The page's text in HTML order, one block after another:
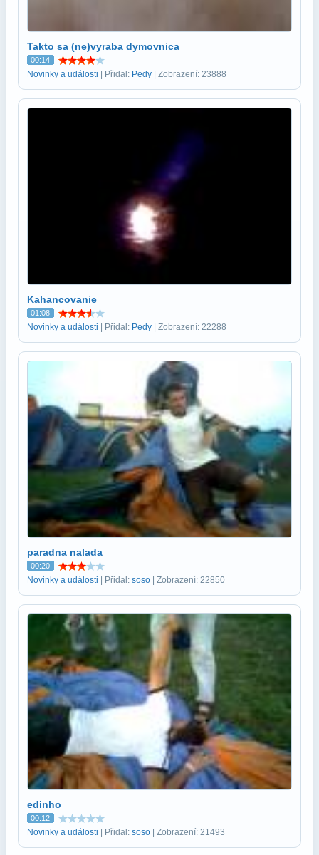
Takto sa (ne)vyraba dymovnica
00:14
Novinky a události | Přidal: Pedy | Zobrazení: 23888
Kahancovanie
01:08
Novinky a události | Přidal: Pedy | Zobrazení: 22288
paradna nalada
00:20
Novinky a události | Přidal: soso | Zobrazení: 22850
edinho
00:12
Novinky a události | Přidal: soso | Zobrazení: 21493